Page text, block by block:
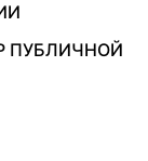
ПУБЛИЧНОЙ